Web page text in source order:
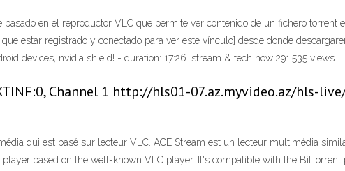
basado en el reproductor VLC que permite ver contenido de un fichero
que estar registrado y conectado para ver este vínculo] desde donde
devices, nvidia shield! - duration: 17:26. stream & tech now 291,535 views
Channel 1 http://hls01-07.az.myvideo.az/hls-
qui est basé sur lecteur VLC. ACE Stream est un lecteur multimédia
based on the well-known VLC player. It's compatible with the